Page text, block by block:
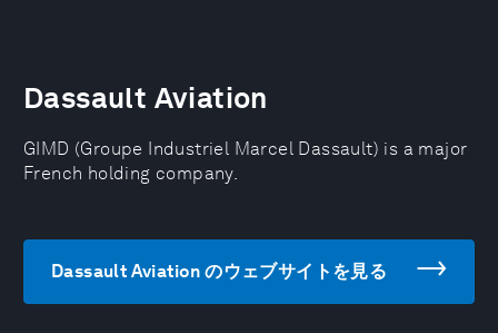
Dassault Aviation
GIMD (Groupe Industriel Marcel Dassault) is a major
French holding company.
Dassault Aviation のウェブサイトを見る